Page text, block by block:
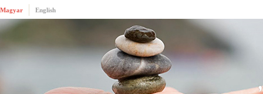
Magyar English